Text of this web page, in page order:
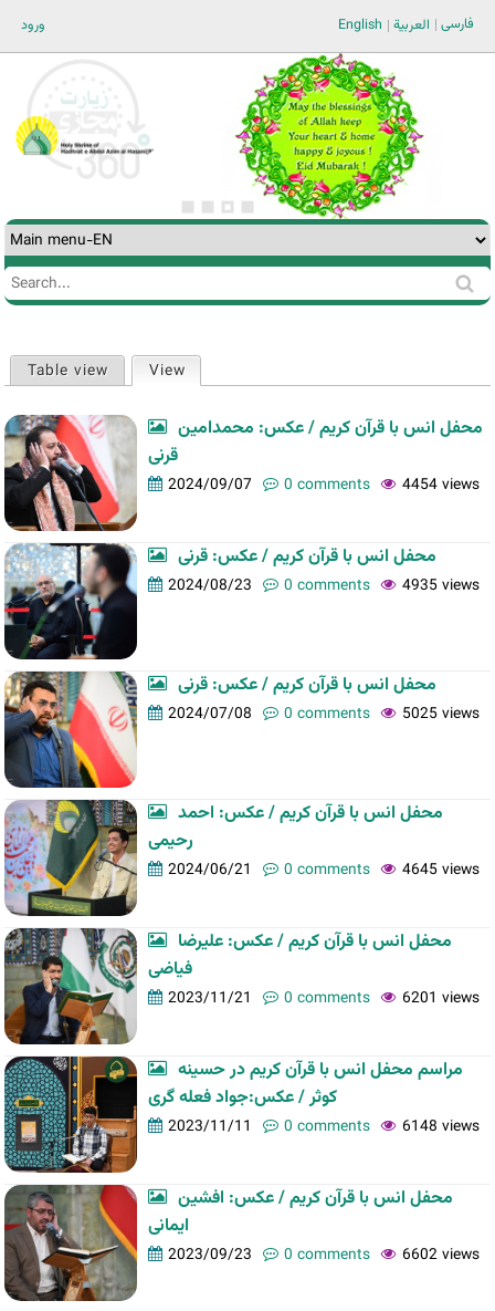
ورود فارسی العربية English
Search
Search
tabs
Table view View
محفل انس با قرآن کریم / عکس: محمدامین
قرنی
2024/09/07 0 comments 4454 views
محفل انس با قرآن کریم / عکس: قرنی
2024/08/23 0 comments 4935 views
محفل انس با قرآن کریم / عکس: قرنی
2024/07/08 0 comments 5025 views
محفل انس با قرآن کریم / عکس: احمد
رحیمی
2024/06/21 0 comments 4645 views
محفل انس با قرآن کریم / عکس: علیرضا
فیاضی
2023/11/21 0 comments 6201 views
مراسم محفل انس با قرآن کریم در حسینه
کوثر / عکس:جواد فعله گری
2023/11/11 0 comments 6148 views
محفل انس با قرآن کریم / عکس: افشین
ایمانی
2023/09/23 0 comments 6602 views